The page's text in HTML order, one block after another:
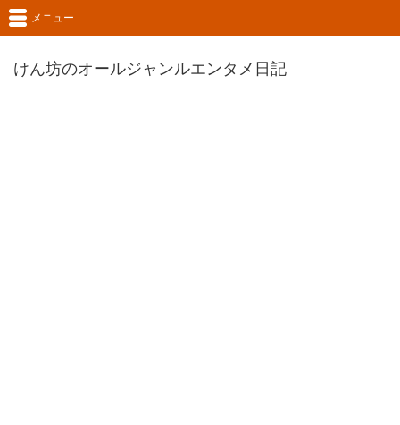
けん坊のオールジャンルエンタメ日記
メニュー